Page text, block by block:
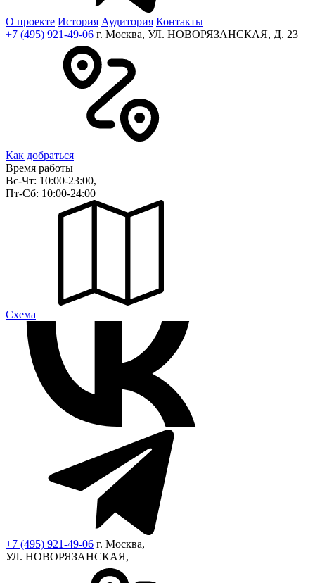
О проекте История Аудитория Контакты
+7 (495) 921-49-06 г. Москва, УЛ. НОВОРЯЗАНСКАЯ, Д. 23
Как добраться
Время работы
Вс-Чт: 10:00-23:00,
Пт-Сб: 10:00-24:00
Cхема
+7 (495) 921-49-06 г. Москва,
УЛ. НОВОРЯЗАНСКАЯ,